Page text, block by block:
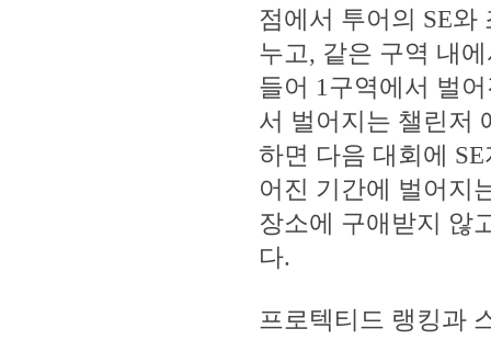
점에서 투어의 SE와
누고, 같은 구역 내
들어 1구역에서 벌
서 벌어지는 챌린저
하면 다음 대회에
어진 기간에 벌어지
장소에 구애받지 않
다.
프로텍티드 랭킹과